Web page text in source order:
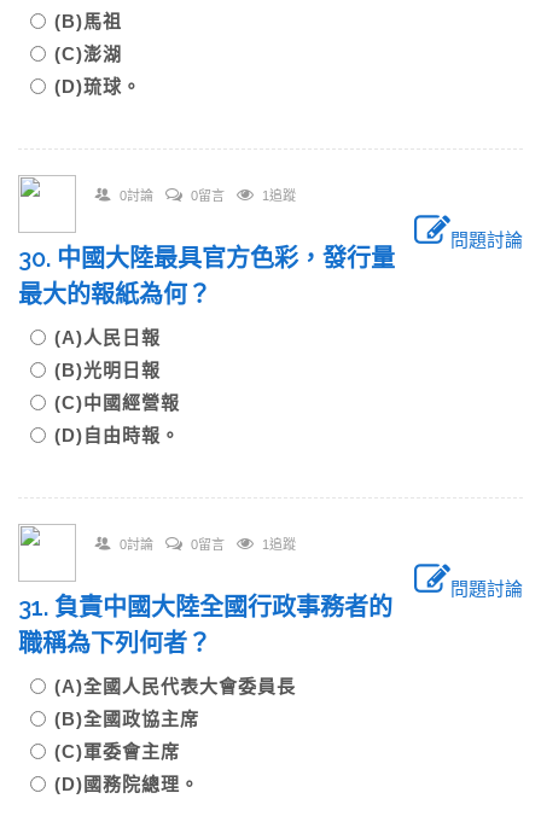
(B)馬祖
(C)澎湖
(D)琉球。
0討論 0留言 1追蹤
問題討論
30. 中國大陸最具官方色彩，發行量
最大的報紙為何？
(A)人民日報
(B)光明日報
(C)中國經營報
(D)自由時報。
0討論 0留言 1追蹤
問題討論
31. 負責中國大陸全國行政事務者的
職稱為下列何者？
(A)全國人民代表大會委員長
(B)全國政協主席
(C)軍委會主席
(D)國務院總理。